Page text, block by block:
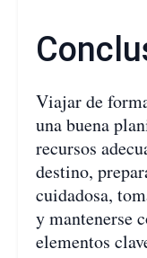
Viajar de
una buena
recursos
destino,
cuidadosa,
y mantenerse
elementos